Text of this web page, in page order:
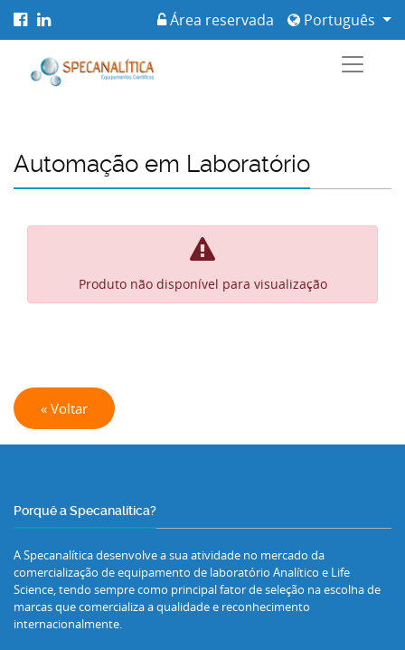
Português
Área reservada
Automação em Laboratório
Produto não disponível para visualização
« Voltar
Porquê a Specanalítica?
A Specanalítica desenvolve a sua atividade no mercado da
comercialização de equipamento de laboratório Analítico e Life
Science, tendo sempre como principal fator de seleção na escolha de
marcas que comercializa a qualidade e reconhecimento
internacionalmente.